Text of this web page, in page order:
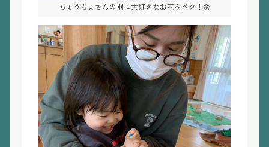
ちょうちょさんの羽に大好きなお花をペタ！🌼